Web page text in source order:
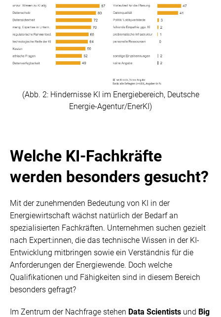
(Abb. 2: Hindernisse KI im Energiebereich, Deutsche
Energie-Agentur/EnerKI)
Welche KI-Fachkräfte
werden besonders gesucht?
Mit der zunehmenden Bedeutung von KI in der
Energiewirtschaft wächst natürlich der Bedarf an
spezialisierten Fachkräften. Unternehmen suchen gezielt
nach Expert:innen, die das technische Wissen in der KI-
Entwicklung mitbringen sowie ein Verständnis für die
Anforderungen der Energiewende. Doch welche
Qualifikationen und Fähigkeiten sind in diesem Bereich
besonders gefragt?
Im Zentrum der Nachfrage stehen Data Scientists und Big